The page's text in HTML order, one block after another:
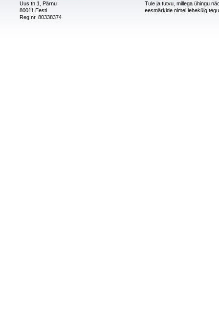
Uus tn 1, Pärnu
80011 Eesti
Reg nr. 80338374
Tule ja tutvu, millega ühingu
eesmärkide nimel lehekülg